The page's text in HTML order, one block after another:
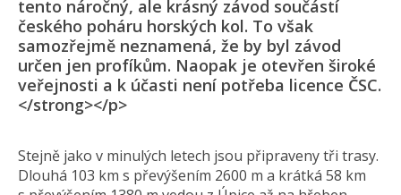
tento náročný, ale krásný závod součástí
českého poháru horských kol. To však
samozřejmě neznamená, že by byl závod
určen jen profíkům. Naopak je otevřen široké
veřejnosti a k účasti není potřeba licence ČSC.
</strong></p>
Stejně jako v minulých letech jsou připraveny tři trasy.
Dlouhá 103 km s převýšením 2600 m a krátká 58 km